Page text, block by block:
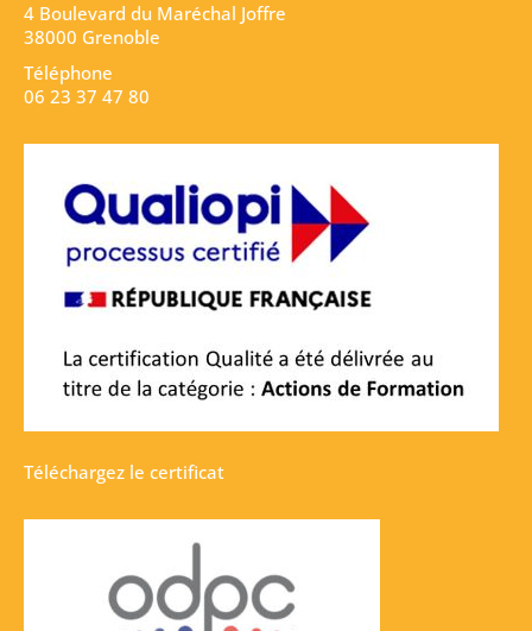
4 Boulevard du Maréchal Joffre
38000 Grenoble
Téléphone
06 23 37 47 80
Téléchargez le certificat